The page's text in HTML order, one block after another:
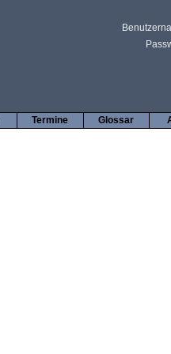
Glossar
Termine